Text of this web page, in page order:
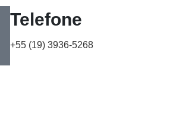
Telefone
+55 (19) 3936-5268